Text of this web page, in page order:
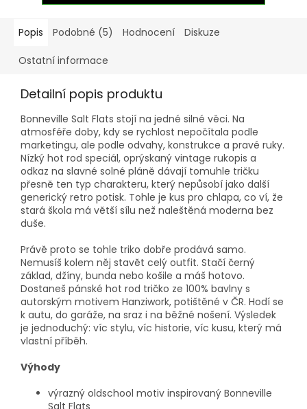
Popis Podobné (5) Hodnocení Diskuze
Ostatní informace
Detailní popis produktu
Bonneville Salt Flats stojí na jedné silné věci. Na
atmosféře doby, kdy se rychlost nepočítala podle
marketingu, ale podle odvahy, konstrukce a pravé ruky.
Nízký hot rod speciál, oprýskaný vintage rukopis a
odkaz na slavné solné pláně dávají tomuhle tričku
přesně ten typ charakteru, který nepůsobí jako další
generický retro potisk. Tohle je kus pro chlapa, co ví, že
stará škola má větší sílu než naleštěná moderna bez
duše.
Právě proto se tohle triko dobře prodává samo.
Nemusíš kolem něj stavět celý outfit. Stačí černý
základ, džíny, bunda nebo košile a máš hotovo.
Dostaneš pánské hot rod tričko ze 100% bavlny s
autorským motivem Hanziwork, potištěné v ČR. Hodí se
k autu, do garáže, na sraz i na běžné nošení. Výsledek
je jednoduchý: víc stylu, víc historie, víc kusu, který má
vlastní příběh.
Výhody
výrazný oldschool motiv inspirovaný Bonneville
Salt Flats